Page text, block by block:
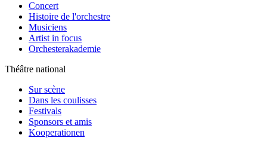
Concert
Histoire de l'orchestre
Musiciens
Artist in focus
Orchesterakademie
Théâtre national
Sur scène
Dans les coulisses
Festivals
Sponsors et amis
Kooperationen